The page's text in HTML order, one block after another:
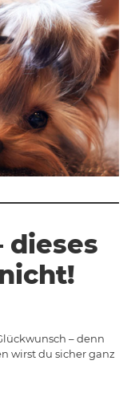
dieses
– denn
wirst du sicher ganz